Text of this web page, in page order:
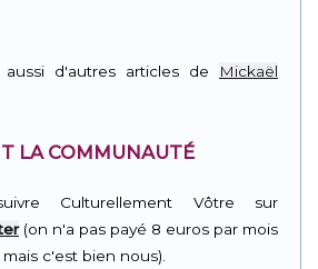
d'autres articles de
Mickaël
LA COMMUNAUTÉ
Culturellement Vôtre sur
(on n'a pas payé 8 euros par mois
c'est bien nous).